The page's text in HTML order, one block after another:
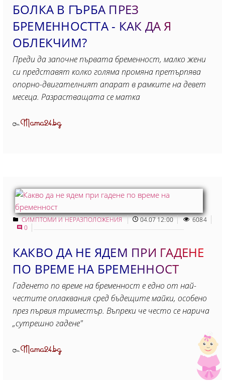
БОЛКА В ГЪРБА ПРЕЗ
БРЕМЕННОСТТА - КАК ДА Я
ОБЛЕКЧИМ?
Преди да започне първата бременност, малко жени
си представят колко голяма промяна претърпява
опорно-двигателният апарат в рамките на девет
месеца. Разрастващата се матка
ОтMama24.bg
СИМПТОМИ И НЕРАЗПОЛОЖЕНИЯ 04.07 12:00
6084
0
КАКВО ДА НЕ ЯДЕМ ПРИ ГАДЕНЕ
ПО ВРЕМЕ НА БРЕМЕННОСТ
Гаденето по време на бременност е едно от най-
честите оплаквания сред бъдещите майки, особено
през първия триместър. Въпреки че често се нарича
„сутрешно гадене"
ОтMama24.bg